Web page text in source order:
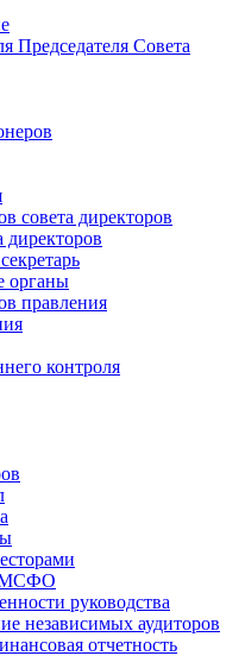
Председателя Совета
совета директоров
директоров
органы
правления
контроля
МСФО
руководства
независимых аудиторов
отчетность